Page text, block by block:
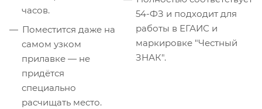
часов.
Поместится даже на
самом узком
прилавке — не
придётся
специально
расчищать место.
54-ФЗ и подходит для
работы в ЕГАИС и
маркировке "Честный
ЗНАК".